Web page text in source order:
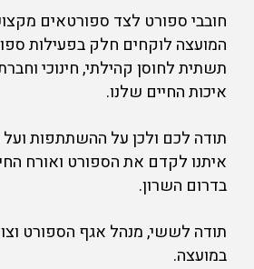
חובבי ספורט לצד ספורטאים
המועצה לוקחים חלק בפעילות
תשתית לחוסן קהילתי, חינוכי
איכות החיים שלנו.
תודה לכם ולכן על ההשתתפות
איתנו לקדם את הספורט ואורח
בדרום השרון.
תודה לששי, מנהל אגף הספורט
במועצה.